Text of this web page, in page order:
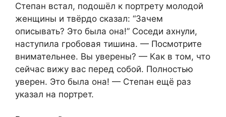
Степан встал, подошёл к портрету молодой
женщины и твёрдо сказал: “Зачем
описывать? Это была она!” Соседи ахнули,
наступила гробовая тишина. — Посмотрите
внимательнее. Вы уверены? — Как в том, что
сейчас вижу вас перед собой. Полностью
уверен. Это была она! — Степан ещё раз
указал на портрет.